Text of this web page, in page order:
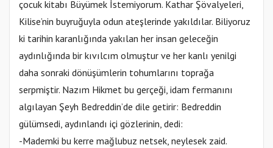
çocuk kitabı Büyümek İstemiyorum. Kathar Şövalyeleri,
Kilise’nin buyruğuyla odun ateşlerinde yakıldılar. Biliyoruz
ki tarihin karanlığında yakılan her insan geleceğin
aydınlığında bir kıvılcım olmuştur ve her kanlı yenilgi
daha sonraki dönüşümlerin tohumlarını toprağa
serpmiştir. Nazım Hikmet bu gerçeği, idam fermanını
algılayan Şeyh Bedreddin’de dile getirir: Bedreddin
gülümsedi, aydınlandı içi gözlerinin, dedi:
-Mademki bu kerre mağlubuz netsek, neylesek zaid.